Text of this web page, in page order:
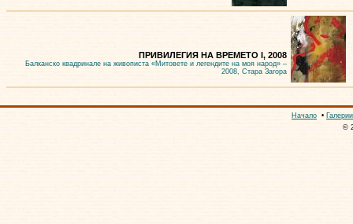
ПРИВИЛЕГИЯ НА ВРЕМЕТО I, 2008
Балканско квадринале на живописта «Митовете и легендите на моя народ» –
2008, Стара Загора
Начало • Галерии
©